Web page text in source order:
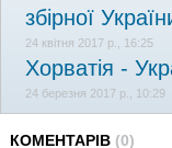
збірної
24 квітня 2017 р., 16:25
Хорватія -
24 березня 2017 р., 10:29
КОМЕНТАРІВ (0)